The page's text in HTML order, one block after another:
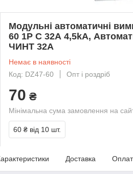
Модульні автоматичні
60 1P C 32А 4,5kA,
ЧИНТ 32А
Немає в наявності
Код: DZ47-60
Опт і роздріб
70 ₴
Мінімальна сума замовлення на
60 ₴ від 10 шт.
Доставка